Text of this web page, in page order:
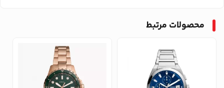
محصولات مرتبط